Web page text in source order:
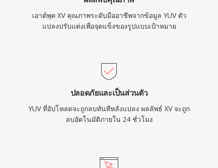
เอาต์พุต XV คุณภาพระดับมืออาชีพจากข้อมูล YUV ตัว
แปลงปรับแต่งเพื่อจุดแข็งของรูปแบบเป้าหมาย
ปลอดภัยและเป็นส่วนตัว
YUV ที่อัปโหลดจะถูกลบทันทีหลังแปลง ผลลัพธ์ XV จะถูก
ลบอัตโนมัติภายใน 24 ชั่วโมง